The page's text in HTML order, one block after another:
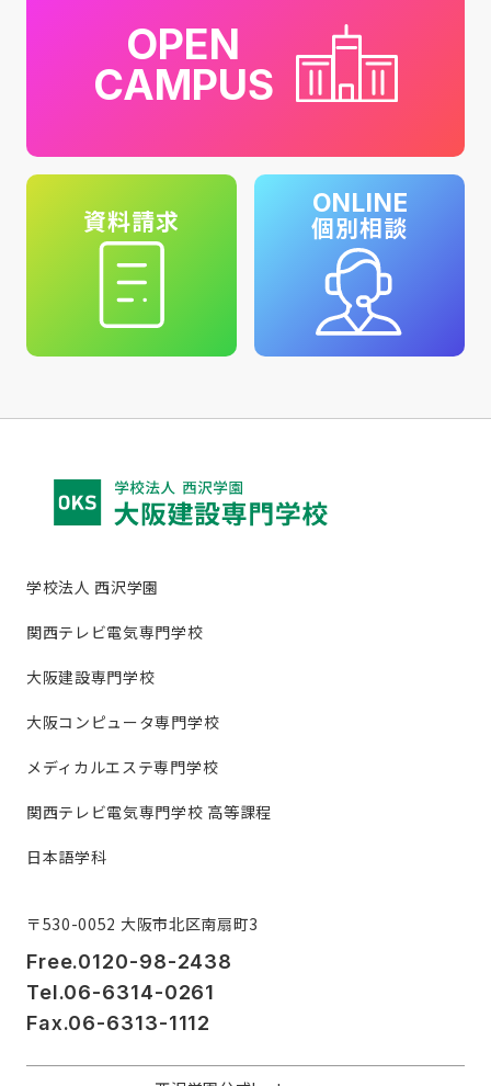
OPEN
CAMPUS
資料請求
ONLINE
個別相談
学校法人 西沢学園
関西テレビ電気専門学校
大阪建設専門学校
大阪コンピュータ専門学校
メディカルエステ専門学校
関西テレビ電気専門学校 高等課程
日本語学科
〒530-0052 大阪市北区南扇町3
Free.0120-98-2438
Tel.06-6314-0261
Fax.06-6313-1112